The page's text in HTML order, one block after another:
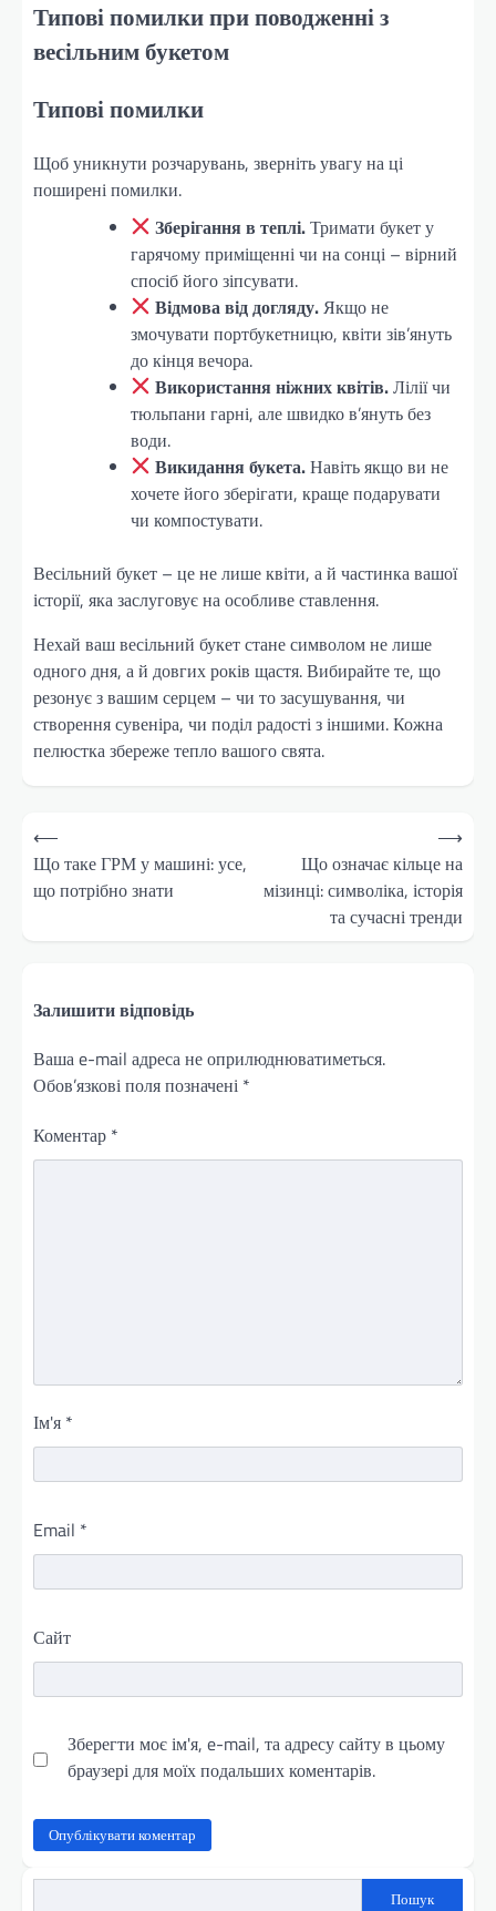
Типові помилки при поводженні з
весільним букетом
Типові помилки
Щоб уникнути розчарувань, зверніть увагу на ці
поширені помилки.
Зберігання в теплі.Тримати букет у
гарячому приміщенні чи на сонці – вірний
спосіб його зіпсувати.
Відмова від догляду.Якщо не
змочувати портбукетницю, квіти зів’януть
до кінця вечора.
Використання ніжних квітів.Лілії чи
тюльпани гарні, але швидко в’януть без
води.
Викидання букета.Навіть якщо ви не
хочете його зберігати, краще подарувати
чи компостувати.
Весільний букет – це не лише квіти, а й частинка вашої
історії, яка заслуговує на особливе ставлення.
Нехай ваш весільний букет стане символом не лише
одного дня, а й довгих років щастя. Вибирайте те, що
резонує з вашим серцем – чи то засушування, чи
створення сувеніра, чи поділ радості з іншими. Кожна
пелюстка збереже тепло вашого свята.
Навігація
записів
⟵
Що таке ГРМ у машині: усе,
що потрібно знати
Що означає кільце на
мізинці: символіка, історія
та сучасні тренди
⟶
Залишити відповідь
Ваша e-mail адреса не оприлюднюватиметься.
Обов’язкові поля позначені *
Коментар *
Ім'я *
Email *
Сайт
Зберегти моє ім'я, e-mail, та адресу сайту в цьому
браузері для моїх подальших коментарів.
Пошук